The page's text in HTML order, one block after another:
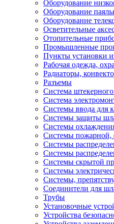
Оборудование
Оборудование
Оборудование
Осветительные
Отопительные
Промышленные
Пункты установки
Рабочая одежда,
Радиаторы,
Разъемы
Система
Система
Системы ввода для
Системы защиты
Системы
Системы пожарной,
Системы
Системы
Системы скрытой
Системы
Системы,
Соединители для
Трубы
Установочные
Устройства